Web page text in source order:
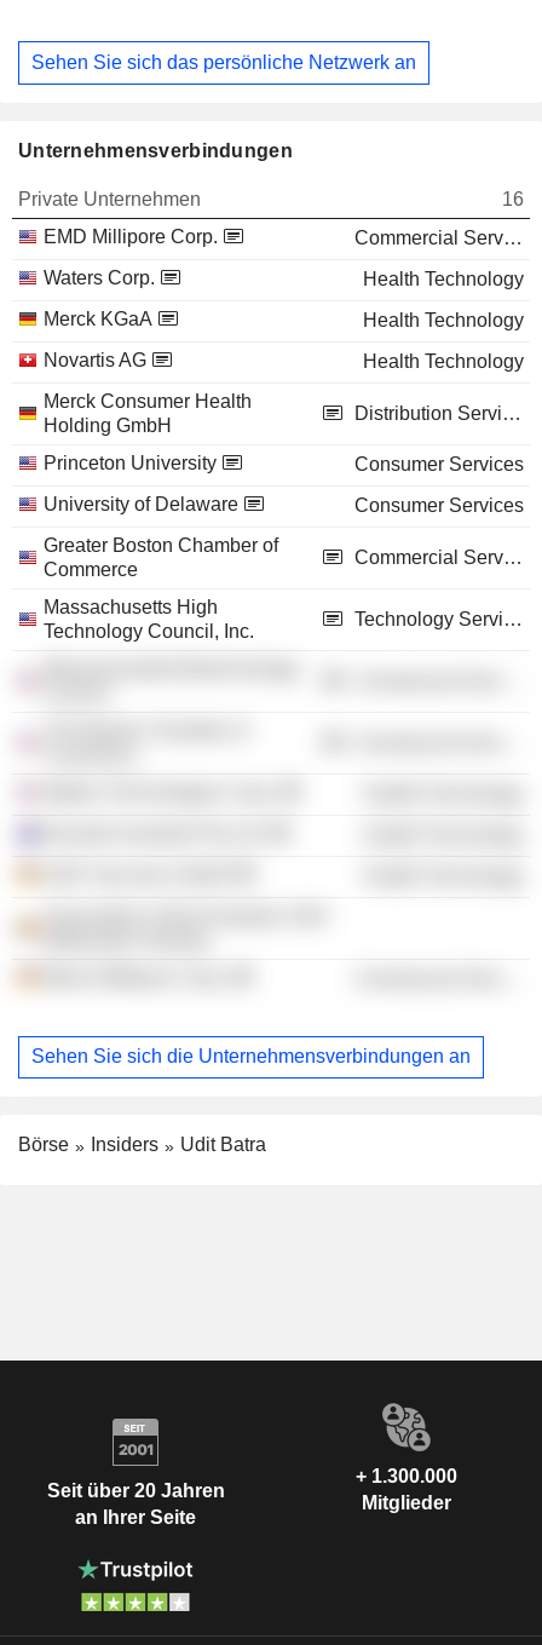
Sehen Sie sich das persönliche Netzwerk an
Unternehmensverbindungen
Private Unternehmen
16
EMD Millipore Corp.
Commercial Services
Waters Corp.
Health Technology
Merck KGaA
Health Technology
Novartis AG
Health Technology
Merck Consumer Health
Holding GmbH
Distribution Services
Princeton University
Consumer Services
University of Delaware
Consumer Services
Greater Boston Chamber of
Commerce
Commercial Services
Massachusetts High
Technology Council, Inc.
Technology Services
Sehen Sie sich die Unternehmensverbindungen an
Börse Insiders Udit Batra
Seit über 20 Jahren
an Ihrer Seite
+ 1.300.000
Mitglieder